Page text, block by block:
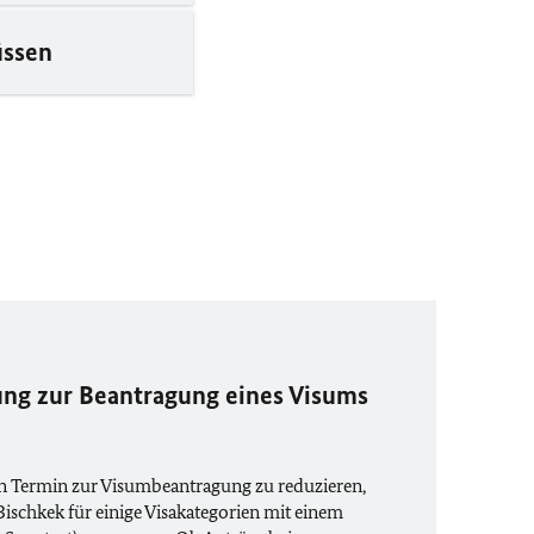
zur Beantragung eines Visums
Termin zur Visumbeantragung zu reduzieren,
für einige Visakategorien mit einem